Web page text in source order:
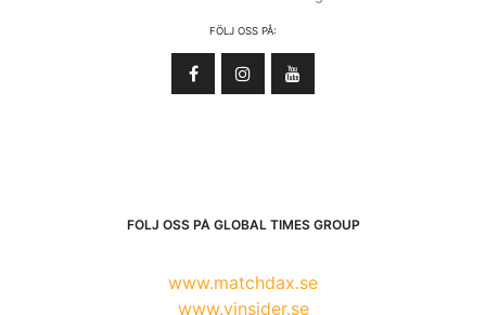
FÖLJ OSS PÅ:
FÖLJ OSS PÅ GLOBAL TIMES GROUP
www.matchdax.se
www.vinsider.se